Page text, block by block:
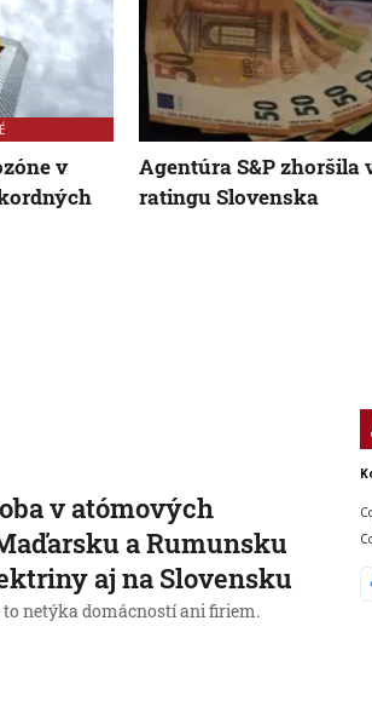
v
Agentúra S&P zhoršila
ratingu Slovenska
v atómových
a Rumunsku
aj na Slovensku
to netýka domácností ani firiem.